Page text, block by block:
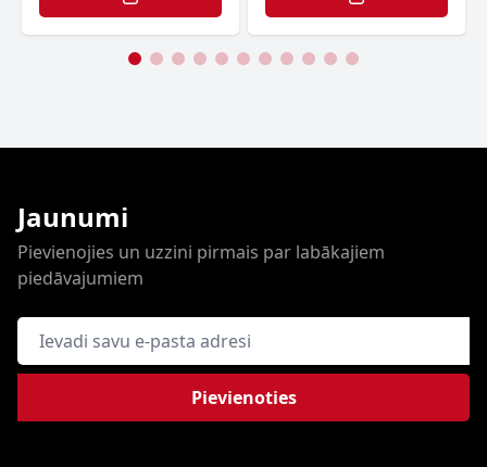
Jaunumi
Pievienojies un uzzini pirmais par labākajiem
piedāvajumiem
E-pasta adrese
Pievienoties